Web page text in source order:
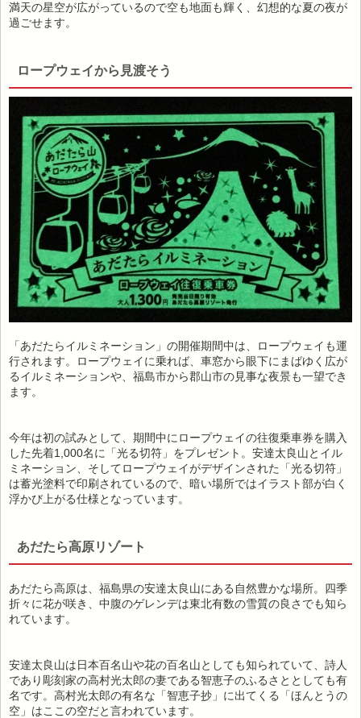
満天の星空が広がっているので空も地面も輝く、幻想的な夏の夜が
過ごせます。
ロープウェイから見渡そう
「あだたらイルミネーション」の開催期間中は、ロープウェイも運
行されます。ロープウェイに乗れば、車窓から眼下にまばゆく広が
るイルミネーションや、福島市から郡山市の見事な夜景も一望でき
ます。
今年は初の試みとして、期間中にロープウェイの往復乗車券を購入
した先着1,000名に「光る切符」をプレゼント。安達太良山とイル
ミネーション、そしてロープウェイがデザインされた「光る切符」
は蓄光塗料で印刷されているので、暗い場所ではイラスト部が白く
浮かび上がる仕様となっています。
あだたら高原リゾート
あだたら高原は、福島県の安達太良山にある自然豊かな場所。四季
折々に花が咲き、中腹のゲレンデは東北有数の雪質の良さでも知ら
れています。
安達太良山は日本百名山や花の百名山としても知られていて、詩人
であり彫刻家の高村光太郎の妻である智恵子のふるさととしても有
名です。高村光太郎の有名な「智恵子抄」に出てくる「ほんとうの
空」はここの空だと言われています。